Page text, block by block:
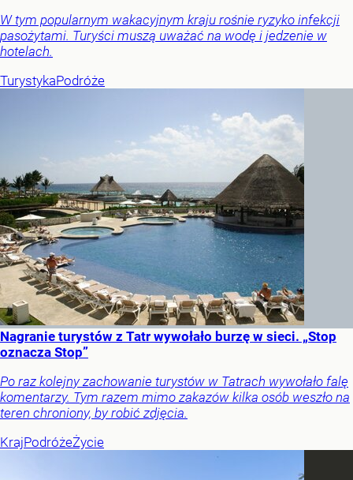
W tym popularnym wakacyjnym kraju rośnie ryzyko infekcji
pasożytami. Turyści muszą uważać na wodę i jedzenie w
hotelach.
TurystykaPodróże
Nagranie turystów z Tatr wywołało burzę w sieci. „Stop
oznacza Stop”
Po raz kolejny zachowanie turystów w Tatrach wywołało falę
komentarzy. Tym razem mimo zakazów kilka osób weszło na
teren chroniony, by robić zdjęcia.
KrajPodróżeŻycie